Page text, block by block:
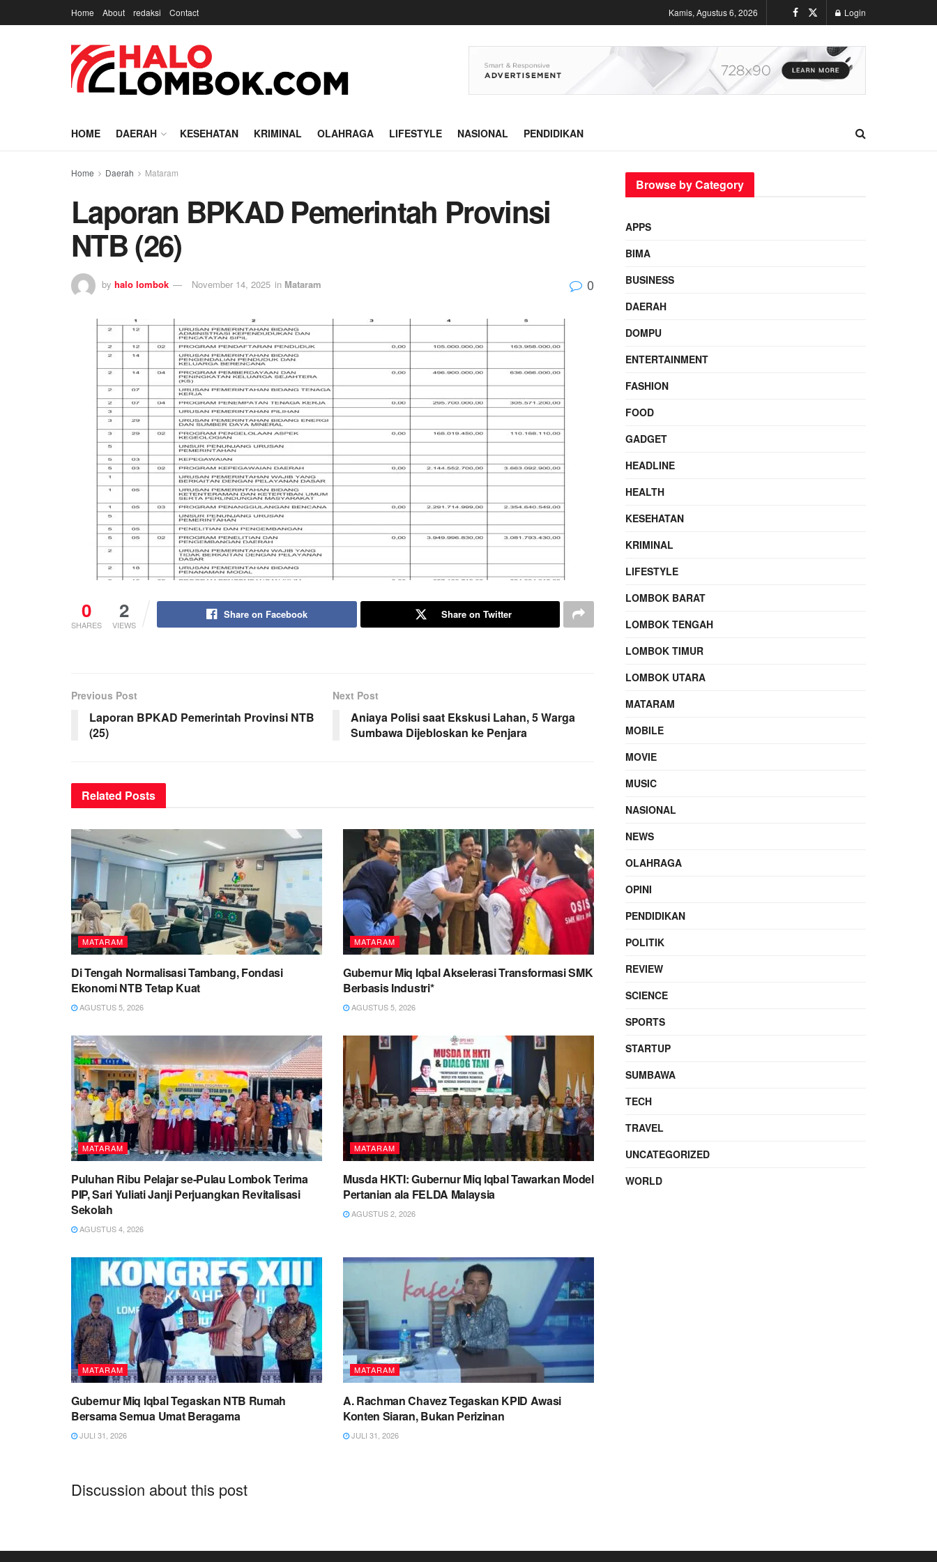
Home About redaksi Contact Kamis, Agustus 6, 2026 Login
HOME DAERAH KESEHATAN KRIMINAL OLAHRAGA LIFESTYLE NASIONAL PENDIDIKAN
Home Daerah Mataram
Laporan BPKAD Pemerintah Provinsi
NTB (26)
by halo lombok November 14, 2025 in Mataram 0
0
SHARES
2
VIEWS
Share on Facebook Share on Twitter
Previous Post
Laporan BPKAD Pemerintah Provinsi NTB
(25)
Next Post
Aniaya Polisi saat Ekskusi Lahan, 5 Warga
Sumbawa Dijebloskan ke Penjara
Related Posts
MATARAM
Di Tengah Normalisasi Tambang, Fondasi
Ekonomi NTB Tetap Kuat
AGUSTUS 5, 2026
MATARAM
Gubernur Miq Iqbal Akselerasi Transformasi SMK
Berbasis Industri*
AGUSTUS 5, 2026
MATARAM
Puluhan Ribu Pelajar se-Pulau Lombok Terima
PIP, Sari Yuliati Janji Perjuangkan Revitalisasi
Sekolah
AGUSTUS 4, 2026
MATARAM
Musda HKTI: Gubernur Miq Iqbal Tawarkan Model
Pertanian ala FELDA Malaysia
AGUSTUS 2, 2026
MATARAM
Gubernur Miq Iqbal Tegaskan NTB Rumah
Bersama Semua Umat Beragama
JULI 31, 2026
MATARAM
A. Rachman Chavez Tegaskan KPID Awasi
Konten Siaran, Bukan Perizinan
JULI 31, 2026
Discussion about this post
Browse by Category
APPS
BIMA
BUSINESS
DAERAH
DOMPU
ENTERTAINMENT
FASHION
FOOD
GADGET
HEADLINE
HEALTH
KESEHATAN
KRIMINAL
LIFESTYLE
LOMBOK BARAT
LOMBOK TENGAH
LOMBOK TIMUR
LOMBOK UTARA
MATARAM
MOBILE
MOVIE
MUSIC
NASIONAL
NEWS
OLAHRAGA
OPINI
PENDIDIKAN
POLITIK
REVIEW
SCIENCE
SPORTS
STARTUP
SUMBAWA
TECH
TRAVEL
UNCATEGORIZED
WORLD